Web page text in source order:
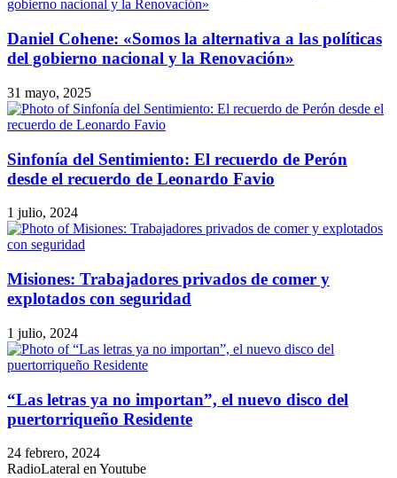
Daniel Cohene: «Somos la alternativa a las políticas
del gobierno nacional y la Renovación»
31 mayo, 2025
Sinfonía del Sentimiento: El recuerdo de Perón
desde el recuerdo de Leonardo Favio
1 julio, 2024
Misiones: Trabajadores privados de comer y
explotados con seguridad
1 julio, 2024
“Las letras ya no importan”, el nuevo disco del
puertorriqueño Residente
24 febrero, 2024
RadioLateral en Youtube